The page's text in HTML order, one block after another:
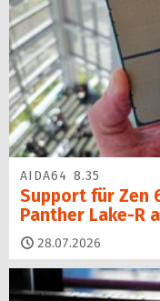
AIDA64 8.35
Support für Zen
Panther Lake-R
28.07.2026